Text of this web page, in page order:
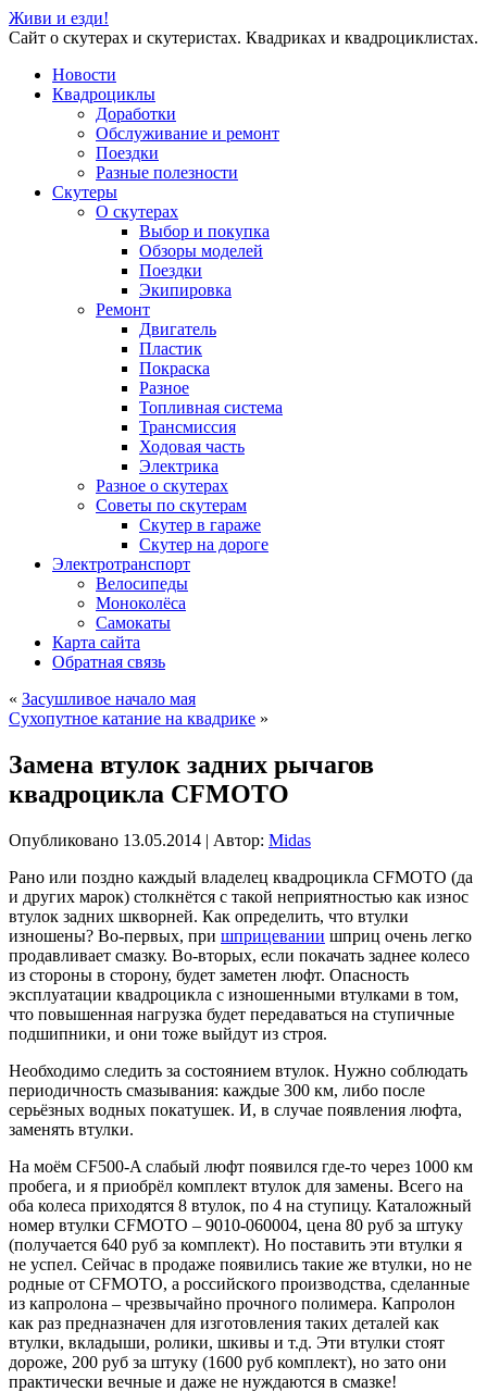
Живи и езди!
Сайт о скутерах и скутеристах. Квадриках и квадроциклистах.
Новости
Квадроциклы
Доработки
Обслуживание и ремонт
Поездки
Разные полезности
Скутеры
О скутерах
Выбор и покупка
Обзоры моделей
Поездки
Экипировка
Ремонт
Двигатель
Пластик
Покраска
Разное
Топливная система
Трансмиссия
Ходовая часть
Электрика
Разное о скутерах
Советы по скутерам
Скутер в гараже
Скутер на дороге
Электротранспорт
Велосипеды
Моноколёса
Самокаты
Карта сайта
Обратная связь
« Засушливое начало мая
Сухопутное катание на квадрике »
Замена втулок задних рычагов
квадроцикла CFMOTO
Опубликовано 13.05.2014 | Автор: Midas
Рано или поздно каждый владелец квадроцикла CFMOTO (да
и других марок) столкнётся с такой неприятностью как износ
втулок задних шкворней. Как определить, что втулки
изношены? Во-первых, при шприцевании шприц очень легко
продавливает смазку. Во-вторых, если покачать заднее колесо
из стороны в сторону, будет заметен люфт. Опасность
эксплуатации квадроцикла с изношенными втулками в том,
что повышенная нагрузка будет передаваться на ступичные
подшипники, и они тоже выйдут из строя.
Необходимо следить за состоянием втулок. Нужно соблюдать
периодичность смазывания: каждые 300 км, либо после
серьёзных водных покатушек. И, в случае появления люфта,
заменять втулки.
На моём CF500-A слабый люфт появился где-то через 1000 км
пробега, и я приобрёл комплект втулок для замены. Всего на
оба колеса приходятся 8 втулок, по 4 на ступицу. Каталожный
номер втулки CFMOTO – 9010-060004, цена 80 руб за штуку
(получается 640 руб за комплект). Но поставить эти втулки я
не успел. Сейчас в продаже появились такие же втулки, но не
родные от CFMOTO, а российского производства, сделанные
из капролона – чрезвычайно прочного полимера. Капролон
как раз предназначен для изготовления таких деталей как
втулки, вкладыши, ролики, шкивы и т.д. Эти втулки стоят
дороже, 200 руб за штуку (1600 руб комплект), но зато они
практически вечные и даже не нуждаются в смазке!